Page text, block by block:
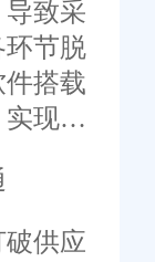
致采
环节脱
搭载
现上
供应